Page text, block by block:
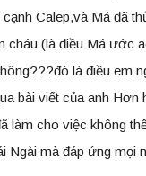
Calep,và Má đã
(là điều Má ước
là điều em
viết của anh Hơn
làm cho việc không
Ngài mà đáp ứng mọi